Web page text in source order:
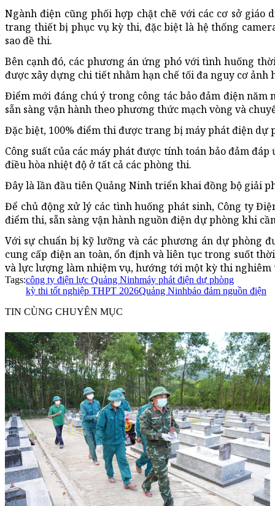
Ngành điện cũng phối hợp chặt chẽ với các cơ sở
trang thiết bị phục vụ kỳ thi, đặc biệt là hệ thống
sao đề thi.
Bên cạnh đó, các phương án ứng phó với tình huống
được xây dựng chi tiết nhằm hạn chế tối đa nguy cơ ảnh
Điểm mới đáng chú ý trong công tác bảo đảm điện
sẵn sàng vận hành theo phương thức mạch vòng và
Đặc biệt, 100% điểm thi được trang bị máy phát điện dự
Công suất của các máy phát được tính toán bảo đảm
điều hòa nhiệt độ ở tất cả các phòng thi.
Đây là lần đầu tiên Quảng Ninh triển khai đồng bộ giải
Để chủ động xử lý các tình huống phát sinh, Công ty
điểm thi, sẵn sàng vận hành nguồn điện dự phòng khi
Với sự chuẩn bị kỹ lưỡng và các phương án dự phòng
cung cấp điện an toàn, ổn định và liên tục trong suốt
và lực lượng làm nhiệm vụ, hướng tới một kỳ thi nghiêm
Tags:công ty điện lực Quảng Ninhmáy phát điện dự phòng
kỳ thi tốt nghiệp THPT 2026Quảng Ninhbảo đảm nguồn điện
TIN CÙNG CHUYÊN MỤC